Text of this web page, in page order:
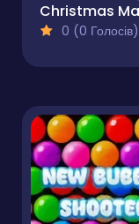
0 (0 Голосів)